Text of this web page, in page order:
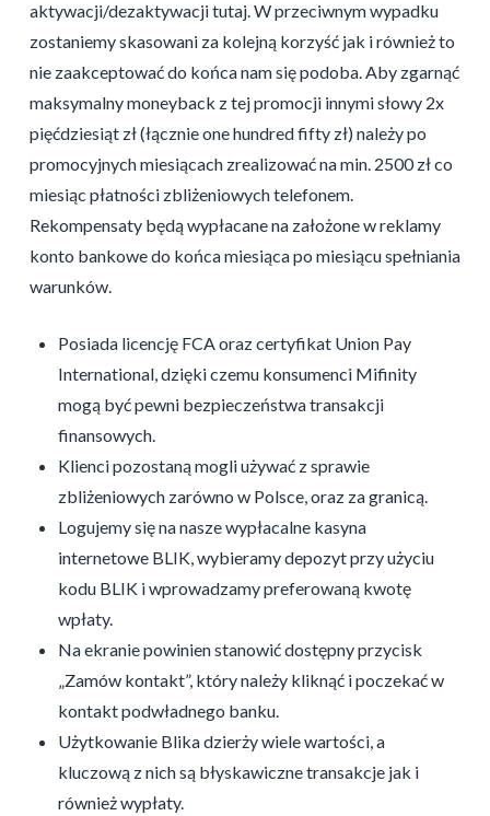
aktywacji/dezaktywacji tutaj. W przeciwnym wypadku
zostaniemy skasowani za kolejną korzyść jak i również to
nie zaakceptować do końca nam się podoba. Aby zgarnąć
maksymalny moneyback z tej promocji innymi słowy 2x
pięćdziesiąt zł (łącznie one hundred fifty zł) należy po
promocyjnych miesiącach zrealizować na min. 2500 zł co
miesiąc płatności zbliżeniowych telefonem.
Rekompensaty będą wypłacane na założone w reklamy
konto bankowe do końca miesiąca po miesiącu spełniania
warunków.
Posiada licencję FCA oraz certyfikat Union Pay
International, dzięki czemu konsumenci Mifinity
mogą być pewni bezpieczeństwa transakcji
finansowych.
Klienci pozostaną mogli używać z sprawie
zbliżeniowych zarówno w Polsce, oraz za granicą.
Logujemy się na nasze wypłacalne kasyna
internetowe BLIK, wybieramy depozyt przy użyciu
kodu BLIK i wprowadzamy preferowaną kwotę
wpłaty.
Na ekranie powinien stanowić dostępny przycisk
„Zamów kontakt”, który należy kliknąć i poczekać w
kontakt podwładnego banku.
Użytkowanie Blika dzierży wiele wartości, a
kluczową z nich są błyskawiczne transakcje jak i
również wypłaty.